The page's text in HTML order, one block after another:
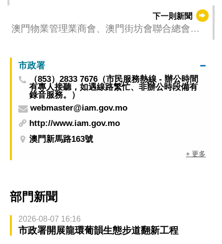
下一則新聞
澳門物業管理業商會、澳門街坊會聯合總會及
察局進行冬防會議
市政署
（853）2833 7676（市民服務熱線 - 辦公時間
有專人接聽，如遇線路繁忙、非辦公時段備有
錄音服務。）
webmaster@iam.gov.mo
http://www.iam.gov.mo
澳門新馬路163號
+ 更多
部門新聞
2026-08-07 16:16
市政署開展龍環葡韻生態步道翻新工程